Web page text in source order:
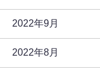
2022年9月
2022年8月